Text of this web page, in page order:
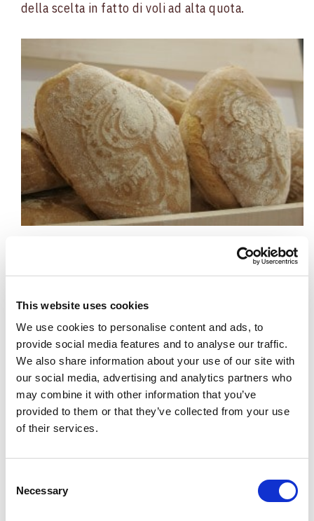
This website uses cookies
We use cookies to personalise content and ads, to
provide social media features and to analyse our traffic.
We also share information about your use of our site with
our social media, advertising and analytics partners who
may combine it with other information that you’ve
provided to them or that they’ve collected from your use
of their services.
Selection
Necessary
della scelta in fatto di voli ad alta quota.
Dunque Pane Nostrum viaggia in ottima compagnia.
E insegna ad impastare nei corsi gratuiti organizzati
mercato a cielo aperto con i prodotti della terra.
Tenendo vigile lo sguardo sul presente, compresa
quella sezione dedicata alla celiachia nei giardini
della Rocca Roveresca. In più laboratori del gusto
per imparare ad abbinare i filoni accompagnandoli a
salumi, formaggi e grandi vini. Avanza la michetta?
Chissà quante volte vi è accaduto e prima di
Pane Nostrum s’impara anche
a riciclare in
. Così come naturale avviene